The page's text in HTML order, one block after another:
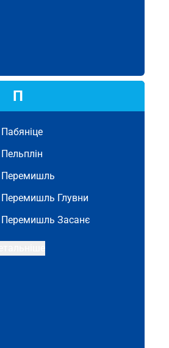
П
Пабяніце
Пельплін
Перемишль
Перемишль Глувни
Перемишль Засанє